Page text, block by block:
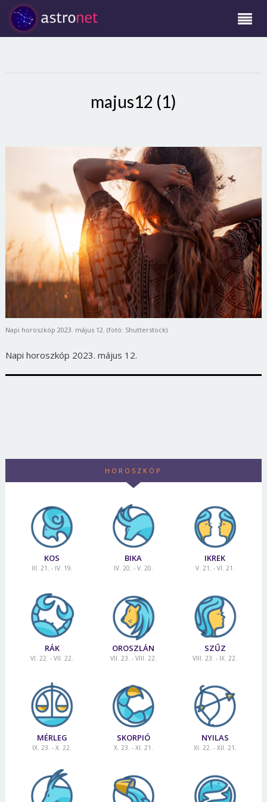
majus12 (1)
Napi horoszkóp 2023. május 12. (fotó: Shutterstock)
Napi horoszkóp 2023. május 12.
HOROSZKÓP
KOS
III. 21. - IV. 19.
BIKA
IV. 20. - V. 20.
IKREK
V. 21. - VI. 21.
RÁK
VI. 22. - VII. 22.
OROSZLÁN
VII. 23. - VIII. 22.
SZŰZ
VIII. 23. - IX. 22.
MÉRLEG
IX. 23. - X. 22.
SKORPIÓ
X. 23. - XI. 21.
NYILAS
XI. 22. - XII. 21.